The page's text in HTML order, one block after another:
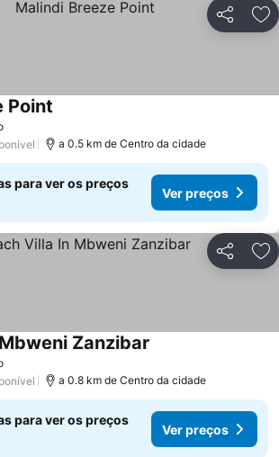
Partilhar
Point
a 0.5 km de Centro da cidade
para ver os preços
Ver preços
Partilhar
Zanzibar
a 0.8 km de Centro da cidade
para ver os preços
Ver preços